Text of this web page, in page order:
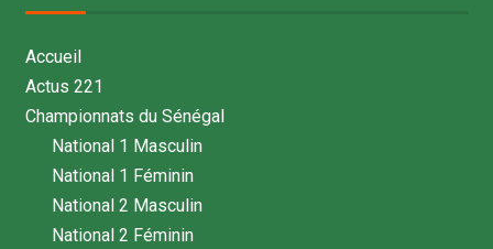
Accueil
Actus 221
Championnats du Sénégal
National 1 Masculin
National 1 Féminin
National 2 Masculin
National 2 Féminin